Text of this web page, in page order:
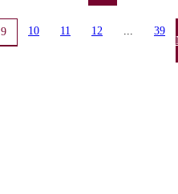
9 10 11 12 ... 39